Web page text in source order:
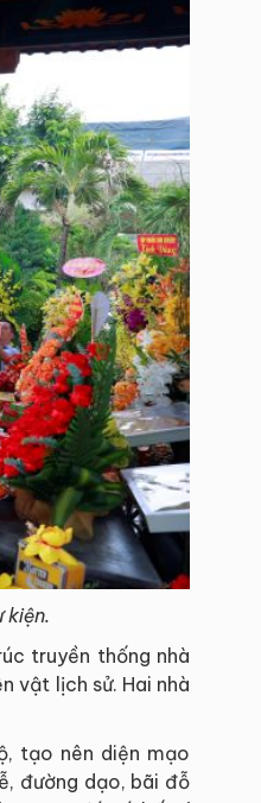
kiện.
truyền thống nhà
vật lịch sử. Hai nhà
tạo nên diện mạo
đường dạo, bãi đỗ